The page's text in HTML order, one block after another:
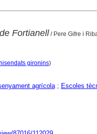
Fortianell/ Pere Gifre i
gironins)
agrícola; Escoles